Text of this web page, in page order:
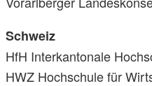
Schweiz
HfH Interkantonale
HWZ Hochschule für